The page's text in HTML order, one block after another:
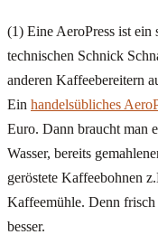
(1) Eine AeroPress ist ein
technischen Schnick
anderen Kaffeebereitern
Ein handelsübliches
Euro. Dann braucht man
Wasser, bereits
geröstete Kaffeebohnen
Kaffeemühle. Denn
besser.